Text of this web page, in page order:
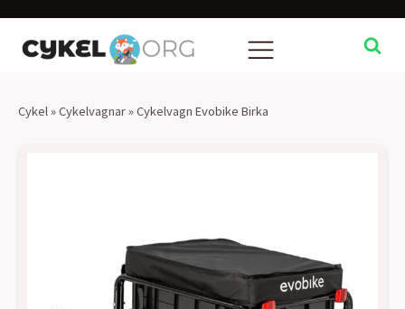
Cykel »Cykelvagnar»Cykelvagn Evobike Birka